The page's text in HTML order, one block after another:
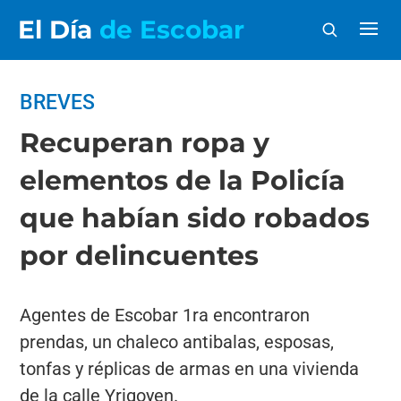
El Día de Escobar
BREVES
Recuperan ropa y
elementos de la Policía
que habían sido robados
por delincuentes
Agentes de Escobar 1ra encontraron
prendas, un chaleco antibalas, esposas,
tonfas y réplicas de armas en una vivienda
de la calle Yrigoyen.